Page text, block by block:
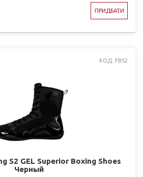
ПРИДБАТИ
КОД: FBS2
S2 GEL Superior Boxing Shoes
Черный